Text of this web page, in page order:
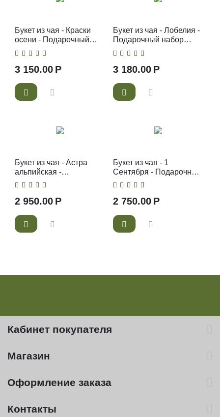
Букет из чая - Краски
осени - Подарочный
набор чайный букет
3 150.00 Р
Букет из чая - Лобелия -
Подарочный набор
чайный букет
3 180.00 Р
Букет из чая - Астра
альпийская -
Подарочный набор
2 950.00 Р
Букет из чая - 1
Сентября - Подарочный
набор чайный букет
2 750.00 Р
Кабинет покупателя
Магазин
Оформление заказа
Контакты